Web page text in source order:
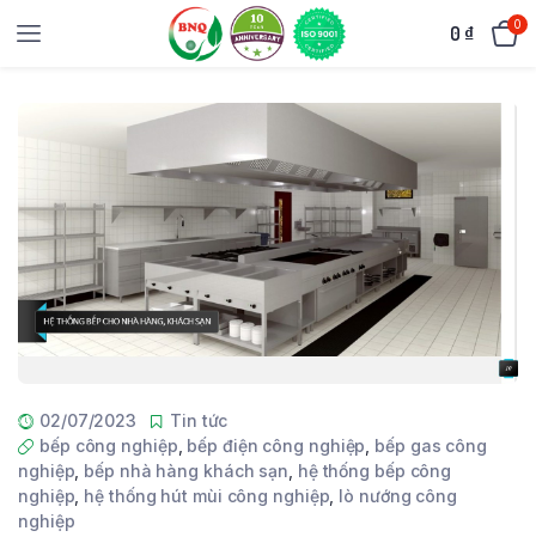
0 ₫ 0
02/07/2023
Tin tức
bếp công nghiệp bếp điện công nghiệp bếp gas công
nghiệp bếp nhà hàng khách sạn hệ thống bếp công
nghiệp hệ thống hút mùi công nghiệp lò nướng công
nghiệp